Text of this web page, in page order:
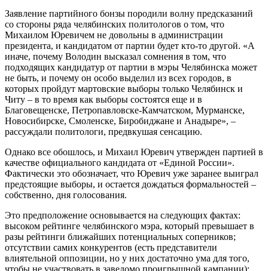
Заявление партийного бонзы породили волну предсказаний
со стороны ряда челябинских политологов о том, что
Михаилом Юревичем не довольны в администрации
президента, и кандидатом от партии будет кто-то другой. «А
иначе, почему Володин высказал сомнения в том, что
подходящих кандидатур от партии в мэры Челябинска может
не быть, и почему он особо выделил из всех городов, в
которых пройдут мартовские выборы только Челябинск и
Читу – в то время как выборы состоятся еще и в
Благовещенске, Петропавловске-Камчатском, Мурманске,
Новосибирске, Смоленске, Биробиджане и Анадыре», –
рассуждали политологи, предвкушая сенсацию.
Однако все обошлось, и Михаил Юревич утвержден партией в
качестве официального кандидата от «Единой России».
Фактически это обозначает, что Юревич уже заранее выиграл
предстоящие выборы, и остается дождаться формальностей –
собственно, дня голосования.
Это предположение основывается на следующих фактах:
высоком рейтинге челябинского мэра, который превышает в
разы рейтинги ближайших потенциальных соперников;
отсутствии самих конкурентов (есть представители
влиятельной оппозиции, но у них достаточно ума для того,
чтобы не участвовать в заведомо проигрышной кампании);